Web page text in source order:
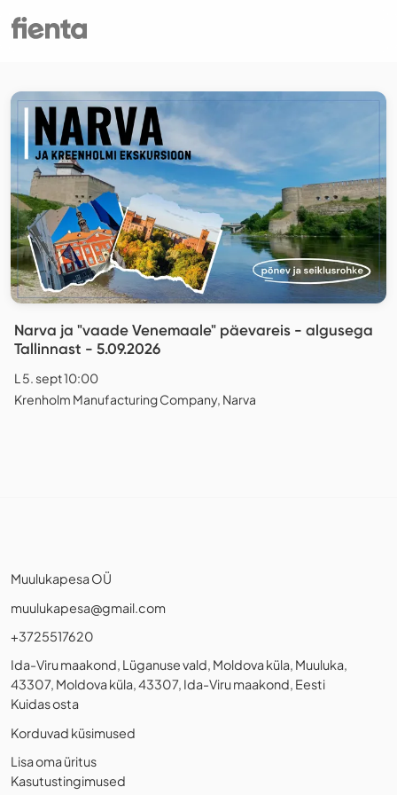
Narva ja "vaade Venemaale" päevareis - algusega
Tallinnast - 5.09.2026
L 5. sept 10:00
Krenholm Manufacturing Company, Narva
Muulukapesa OÜ
muulukapesa@gmail.com
+3725517620
Ida-Viru maakond, Lüganuse vald, Moldova küla, Muuluka,
43307, Moldova küla, 43307, Ida-Viru maakond, Eesti
Kuidas osta
Korduvad küsimused
Lisa oma üritus
Kasutustingimused